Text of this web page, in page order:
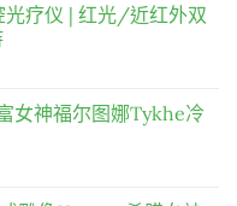
疗仪 | 红光/近红外双
女神福尔图娜Tykhe冷